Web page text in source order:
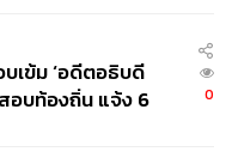
ใดไว้ที่บัตรเลือกตั้ง
เข้ม ‘อดีตอธิบดี
อบท้องถิ่น แจ้ง 6
0